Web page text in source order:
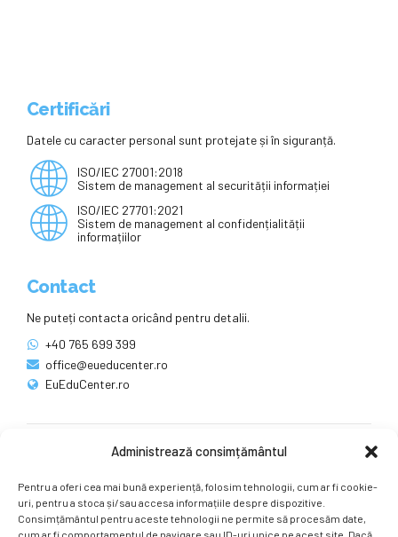
Administrează consimțământul
Pentru a oferi cea mai bună experiență, folosim tehnologii, cum ar fi cookie-
uri, pentru a stoca și/sau accesa informațiile despre dispozitive.
Consimțământul pentru aceste tehnologii ne permite să procesăm date,
cum ar fi comportamentul de navigare sau ID-uri unice pe acest site. Dacă
Certificări
Datele cu caracter personal sunt protejate și în siguranță.
ISO/IEC 27001:2018
Sistem de management al securității informației
ISO/IEC 27701:2021
Sistem de management al confidențialității
informațiilor
Contact
Ne puteți contacta oricând pentru detalii.
+40 765 699 399
office@eueducenter.ro
EuEduCenter.ro
Ne puteți găsi și pe rețelele sociale.